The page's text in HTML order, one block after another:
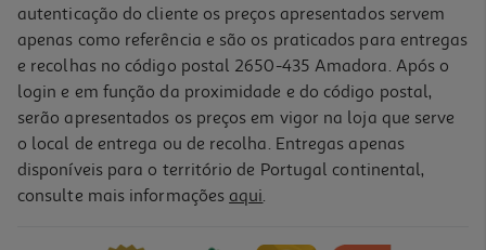
autenticação do cliente os preços apresentados servem
apenas como referência e são os praticados para entregas
e recolhas no código postal 2650-435 Amadora. Após o
login e em função da proximidade e do código postal,
serão apresentados os preços em vigor na loja que serve
o local de entrega ou de recolha. Entregas apenas
disponíveis para o território de Portugal continental,
consulte mais informações aqui.